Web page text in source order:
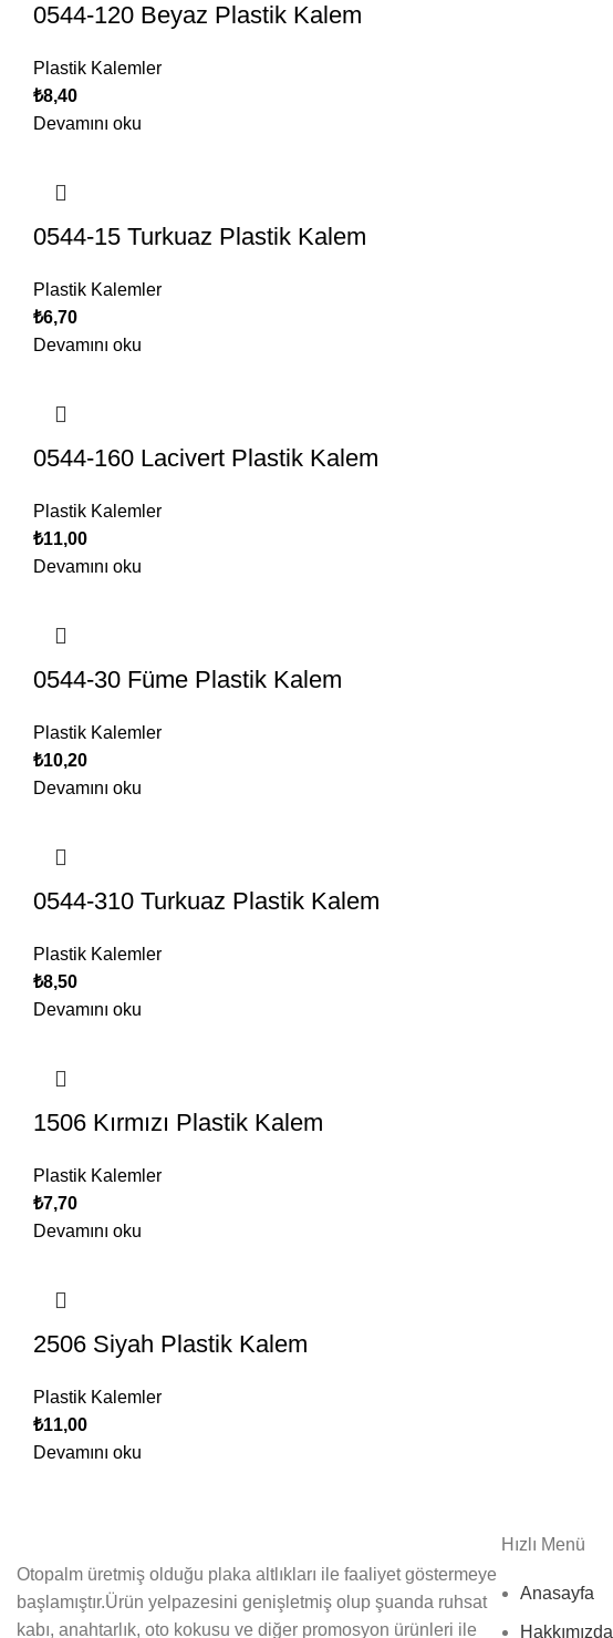
0544-120 Beyaz Plastik Kalem
Plastik Kalemler
₺8,40
Devamını oku
0544-15 Turkuaz Plastik Kalem
Plastik Kalemler
₺6,70
Devamını oku
0544-160 Lacivert Plastik Kalem
Plastik Kalemler
₺11,00
Devamını oku
0544-30 Füme Plastik Kalem
Plastik Kalemler
₺10,20
Devamını oku
0544-310 Turkuaz Plastik Kalem
Plastik Kalemler
₺8,50
Devamını oku
1506 Kırmızı Plastik Kalem
Plastik Kalemler
₺7,70
Devamını oku
2506 Siyah Plastik Kalem
Plastik Kalemler
₺11,00
Devamını oku
Otopalm üretmiş olduğu plaka altlıkları ile faaliyet göstermeye
başlamıştır.Ürün yelpazesini genişletmiş olup şuanda ruhsat
kabı, anahtarlık, oto kokusu ve diğer promosyon ürünleri ile
Hızlı Menü
Anasayfa
Hakkımızda